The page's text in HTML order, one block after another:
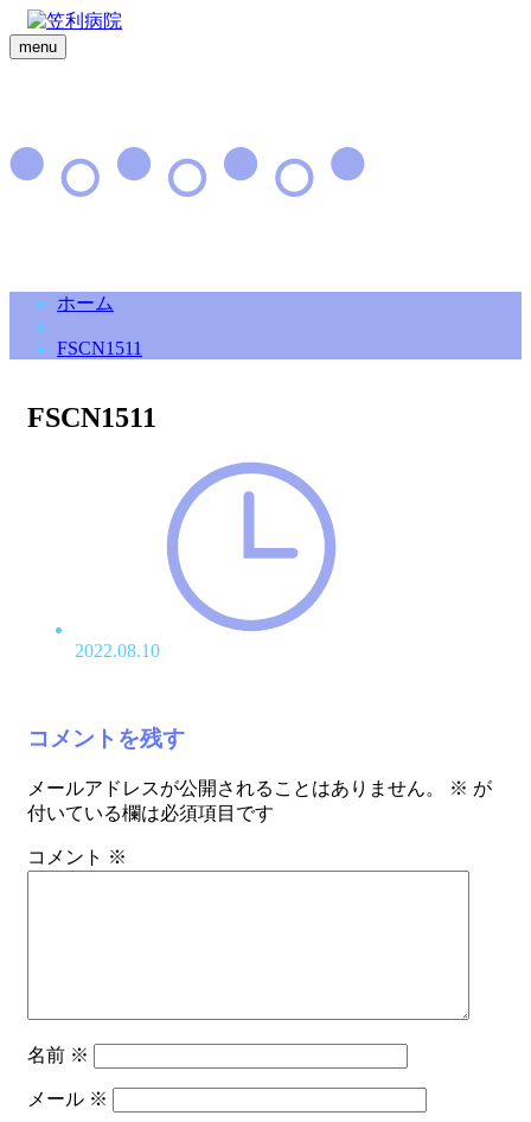
menu
ホーム
FSCN1511
FSCN1511
2022.08.10
コメントを残す
メールアドレスが公開されることはありません。 ※ が
付いている欄は必須項目です
コメント ※
名前 ※
メール ※